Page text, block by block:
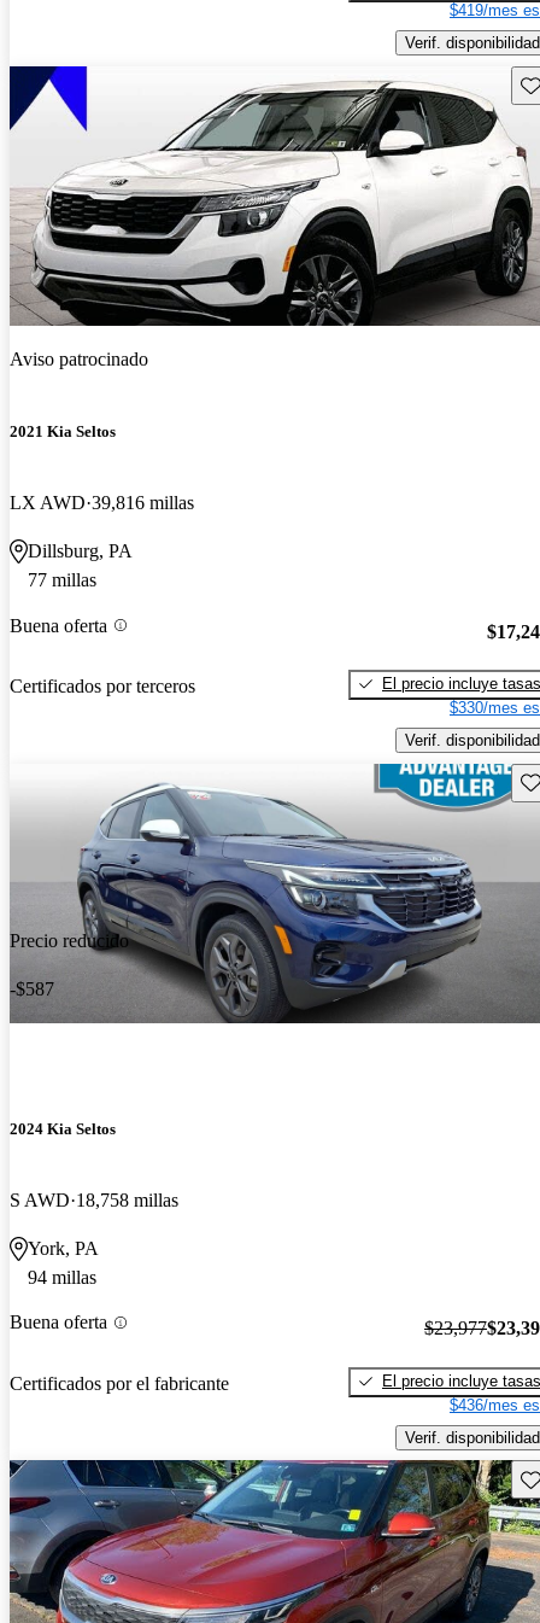
$419/mes
Verif. disponibilidad
Aviso patrocinado
2021 Kia Seltos
LX AWD 39,816 millas
Dillsburg, PA
77 millas
Buena oferta
Certificados por terceros
El precio incluye tasas
$330/mes
Verif. disponibilidad
Precio reducido
-$587
2024 Kia Seltos
S AWD 18,758 millas
York, PA
94 millas
Buena oferta
Certificados por el fabricante
$23,977
El precio incluye tasas
$436/mes
Verif. disponibilidad